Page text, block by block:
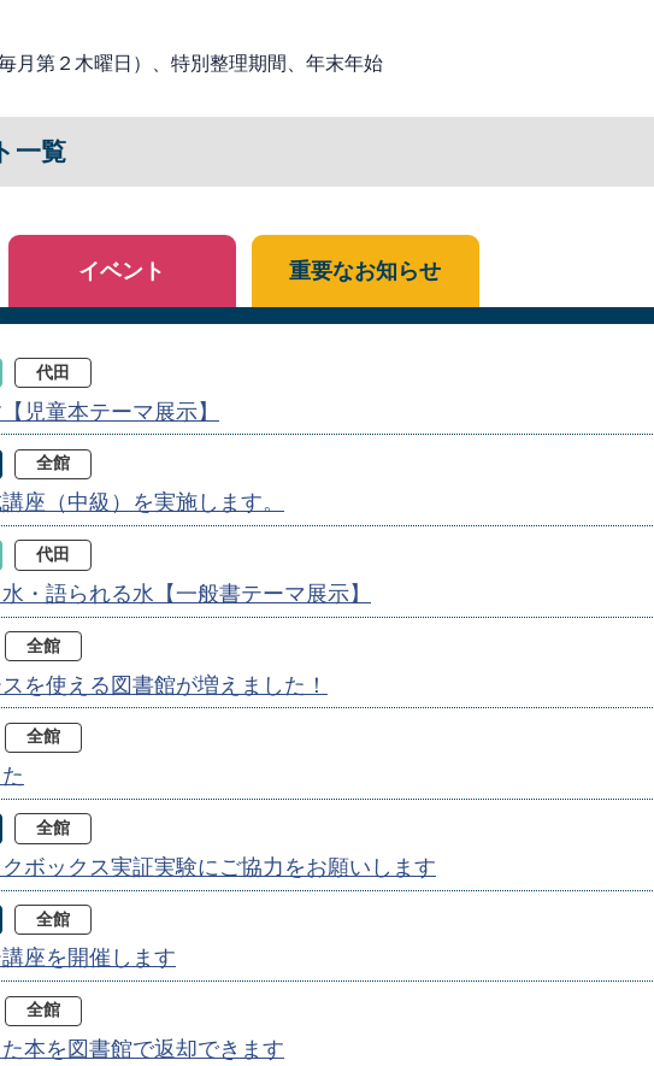
月第２木曜日）、特別整理期間、年末年始
一覧
代田
児童本テーマ展示】
全館
座（中級）を実施します。
代田
・語られる水【一般書テーマ展示】
全館
を使える図書館が増えました！
全館
全館
ボックス実証実験にご協力をお願いします
全館
座を開催します
全館
本を図書館で返却できます
イベント 重要なお知らせ